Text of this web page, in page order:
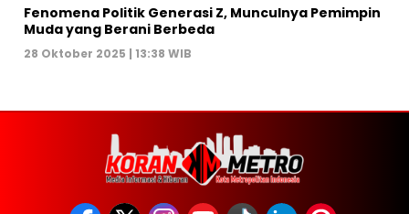
Fenomena Politik Generasi Z, Munculnya Pemimpin
Muda yang Berani Berbeda
28 Oktober 2025 | 13:38 WIB